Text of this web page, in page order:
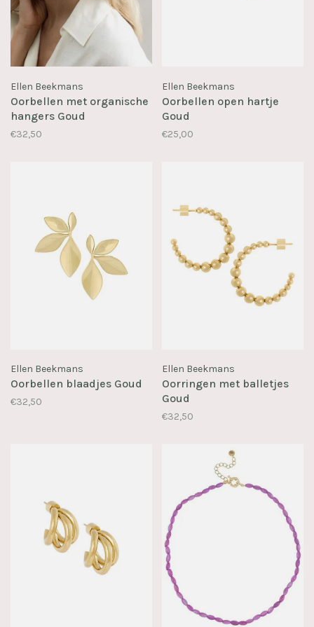
Ellen Beekmans
Oorbellen met organische
hangers Goud
€32,50
Ellen Beekmans
Oorbellen open hartje
Goud
€25,00
Ellen Beekmans
Oorbellen blaadjes Goud
€32,50
Ellen Beekmans
Oorringen met balletjes
Goud
€32,50